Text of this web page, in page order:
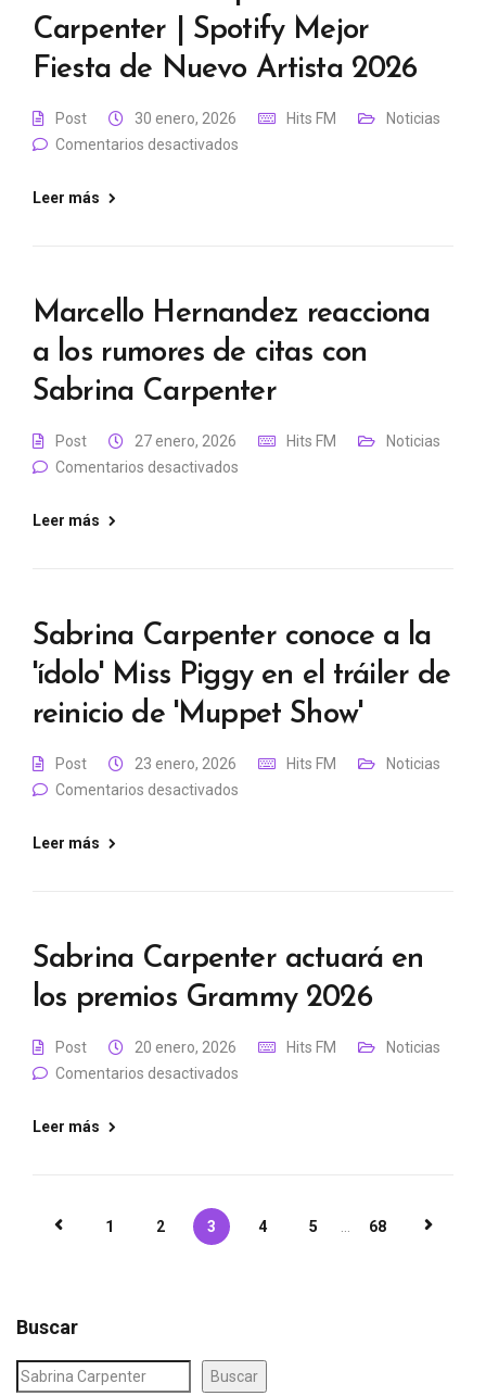
Carpenter | Spotify Mejor
Fiesta de Nuevo Artista 2026
Post 30 enero, 2026 Hits FM
Noticias
Comentarios desactivados
Leer más
Marcello Hernandez reacciona
a los rumores de citas con
Sabrina Carpenter
Post 27 enero, 2026 Hits FM
Noticias
Comentarios desactivados
Leer más
Sabrina Carpenter conoce a la
'ídolo' Miss Piggy en el tráiler de
reinicio de 'Muppet Show'
Post 23 enero, 2026 Hits FM
Noticias
Comentarios desactivados
Leer más
Sabrina Carpenter actuará en
los premios Grammy 2026
Post 20 enero, 2026 Hits FM
Noticias
Comentarios desactivados
Leer más
1 2 3 4 5 68
Buscar
Buscar